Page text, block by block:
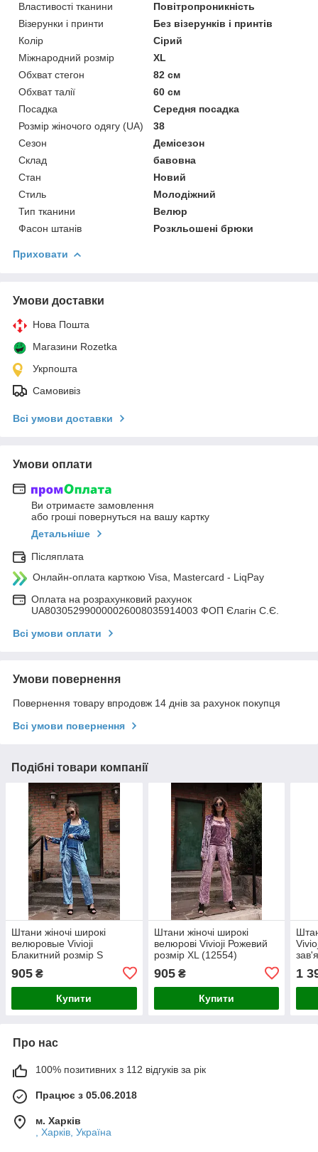
Властивості тканини
Повітропроникність
Візерунки і принти
Без візерунків і принтів
Колір
Сірий
Міжнародний розмір
XL
Обхват стегон
82 см
Обхват талії
60 см
Посадка
Середня посадка
Розмір жіночого одягу (UA)
38
Сезон
Демісезон
Склад
бавовна
Стан
Новий
Стиль
Молодіжний
Тип тканини
Велюр
Фасон штанів
Розкльошені брюки
Приховати
Умови доставки
Нова Пошта
Магазини Rozetka
Укрпошта
Самовивіз
Всі умови доставки
Умови оплати
Ви отримаєте замовлення
або гроші повернуться на вашу картку
Детальніше
Післяплата
Онлайн-оплата карткою Visa, Mastercard - LiqPay
Оплата на розрахунковий рахунок
UA803052990000026008035914003 ФОП Єлагін С.Є.
Всі умови оплати
Умови повернення
Повернення товару впродовж 14 днів за рахунок покупця
Всі умови повернення
Подібні товари компанії
Штани жіночі широкі
велюровые Vivioji
Блакитний розмір S
905 ₴
Купити
Штани жіночі широкі
велюрові Vivioji Рожевий
розмір XL (12554)
905₴
Купити
1
Про нас
100% позитивних з 112 відгуків за рік
Працює з 05.06.2018
м. Харків
, Харків, Україна